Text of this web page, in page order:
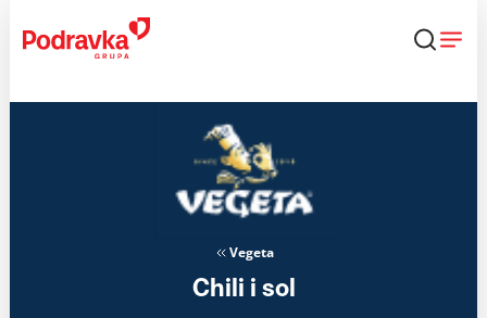
content
Vegeta
Chili i sol